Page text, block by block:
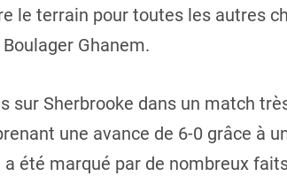
le terrain pour toutes les autres
Ghanem.
sur Sherbrooke dans un match
une avance de 6-0 grâce à
été marqué par de nombreux